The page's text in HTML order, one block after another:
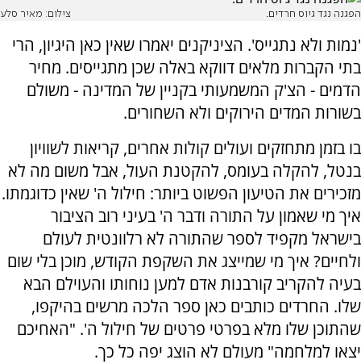
הפגנה נגד גיוס חרדים. צילום: מאיר סלע
'נמות ולא נתגייס'. הציניקנים יאמרו שאין כאן היגיון, הרי
בתי הקברות מלאים דווקא באלה שכן מתגייסים. מחיר
הדמים - הצ'ק המשמעותי בקניין של המדינה - משולם
בשורות המדים הירוקים ולא השחורים.
בו בזמן מתחזקים ועולים קולות אחרים, קריאות לשוויון
בנטל, להקלה בעומס, להקטנת העול, אבל משום מה לא
מזכירים את הטיעון הפשוט ביותר: חילול ה' שאין כדוגמתו.
איך מי שאמון על התורה ודבר ה' בעיני רוב הציבור
בישראל מקפיד לספר שהתורה לא רלוונטית לעולם
ולחיים? איך מי שמייצג את השקפת הקודש, מוכן בלי שום
בעיה להקריב קורבנות אדם למען נוחותו והעוילם הבא
שלו. החרדים כותבים כאן ספר הלכה מרשים בהיקפו,
שהתוכן שלו מלא בפרטי פרטים של חילול ה'. "האחיכם
יצאו למלחמה" מעולם לא הוצג יפה כל כך.